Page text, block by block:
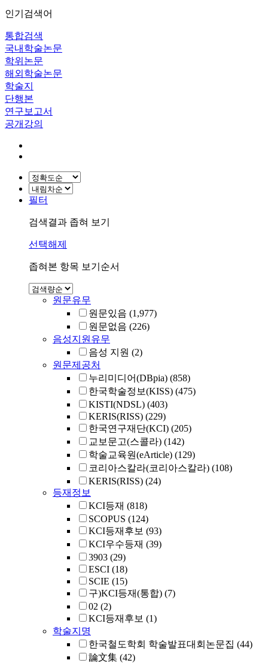
인기검색어
통합검색
국내학술논문
학위논문
해외학술논문
학술지
단행본
연구보고서
공개강의
필터
검색결과 좁혀 보기
선택해제
좁혀본 항목 보기순서
원문유무
원문있음 (1,977)
원문없음 (226)
음성지원유무
음성 지원 (2)
원문제공처
누리미디어(DBpia) (858)
한국학술정보(KISS) (475)
KISTI(NDSL) (403)
KERIS(RISS) (229)
한국연구재단(KCI) (205)
교보문고(스콜라) (142)
학술교육원(eArticle) (129)
코리아스칼라(코리아스칼라) (108)
KERIS(RISS) (24)
등재정보
KCI등재 (818)
SCOPUS (124)
KCI등재후보 (93)
KCI우수등재 (39)
3903 (29)
ESCI (18)
SCIE (15)
구)KCI등재(통합) (7)
02 (2)
KCI등재후보 (1)
학술지명
한국철도학회 학술발표대회논문집 (44)
論文集 (42)